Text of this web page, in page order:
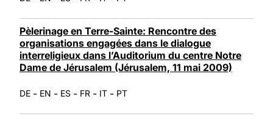
Pèlerinage en Terre-Sainte: Rencontre des
organisations engagées dans le dialogue
interreligieux dans l’Auditorium du centre Notre
Dame de Jérusalem (Jérusalem, 11 mai 2009)
DE - EN - ES - FR - IT - PT